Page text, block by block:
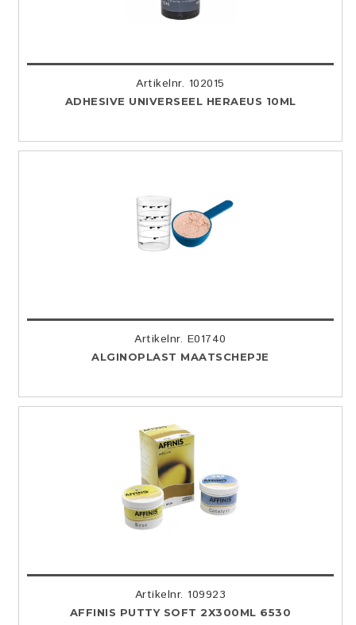
Artikelnr. 102015
ADHESIVE UNIVERSEEL HERAEUS 10ML
Artikelnr. E01740
ALGINOPLAST MAATSCHEPJE
Artikelnr. 109923
AFFINIS PUTTY SOFT 2X300ML 6530